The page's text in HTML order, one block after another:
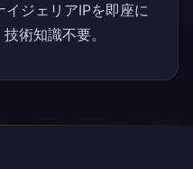
ジェリアIPを即座に
術知識不要。